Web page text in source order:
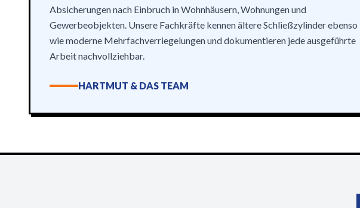
Absicherungen nach Einbruch in Wohnhäusern, Wohnungen und
Gewerbeobjekten. Unsere Fachkräfte kennen ältere Schließzylinder ebenso
wie moderne Mehrfachverriegelungen und dokumentieren jede ausgeführte
Arbeit nachvollziehbar.
HARTMUT & DAS TEAM